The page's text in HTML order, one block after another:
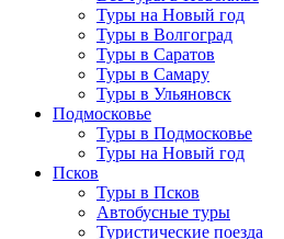
Туры на Новый год
Туры в Волгоград
Туры в Саратов
Туры в Самару
Туры в Ульяновск
Подмосковье
Туры в Подмосковье
Туры на Новый год
Псков
Туры в Псков
Автобусные туры
Туристические поезда